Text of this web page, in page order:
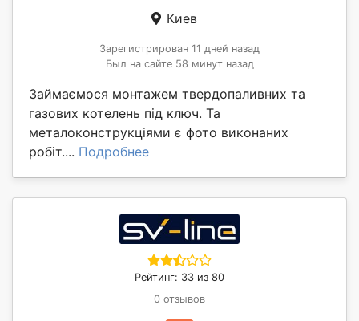
Киев
Зарегистрирован 11 дней назад
Был на сайте 58 минут назад
Займаємося монтажем твердопаливних та
газових котелень під ключ. Та
металоконструкціями є фото виконаних
робіт.... Подробнее
Рейтинг: 33 из 80
0 отзывов